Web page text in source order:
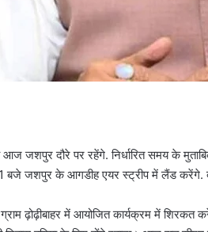
आज जशपुर दौरे पर रहेंगे. निर्धारित समय के
1 बजे जशपुर के आगडीह एयर स्ट्रीप में लैंड
ढ़ोढ़ीबाहर में आयोजित कार्यक्रम में